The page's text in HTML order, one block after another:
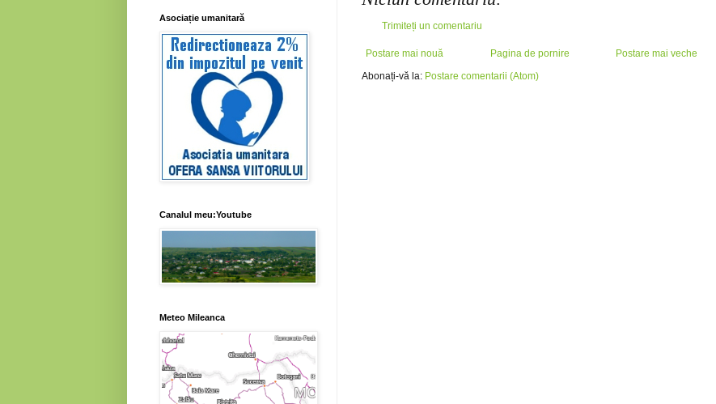
Trimiteți un comentariu
Postare mai nouă Postare mai veche
Pagina de pornire
Abonați-vă la: Postare comentarii (Atom)
Asociație umanitară
Canalul meu:Youtube
Meteo Mileanca